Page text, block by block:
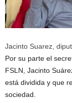
Jacinto Suarez,
Por su parte el
FSLN, Jacinto
está dividida y que
sociedad.